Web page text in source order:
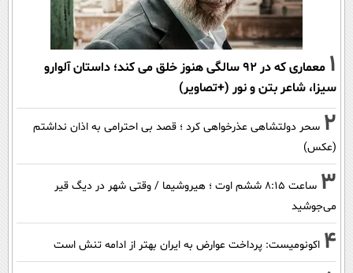
1
معماری که در 92 سالگی هنوز خلق می کند؛ داستان آلوارو
سیزا، شاعر بتن و نور (+تصاویر)
2 سحر دولتشاهی عذرخواهی کرد ؛ قصد بی احترامی به اذان نداشتم
(عکس)
3
ساعت ۸:۱۵ ششم اوت ؛ هیروشیما / وقتی شهر در دیگ قیر
می‌جوشید
4 اکونومیست: پرداخت عوارض به ایران بهتر از ادامه تنش است